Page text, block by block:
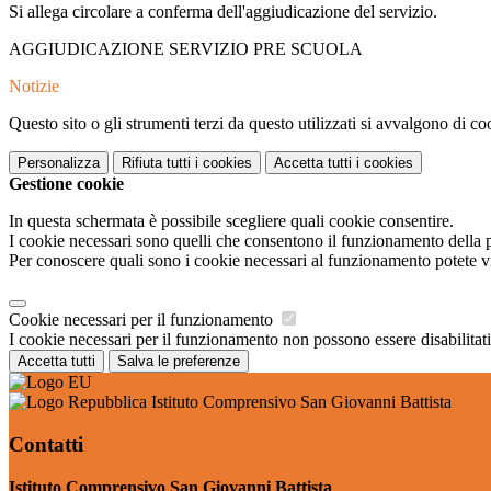
Si allega circolare a conferma dell'aggiudicazione del servizio.
AGGIUDICAZIONE SERVIZIO PRE SCUOLA
Notizie
Questo sito o gli strumenti terzi da questo utilizzati si avvalgono di
Personalizza Rifiuta tutti i cookies Accetta tutti i cookies
Gestione cookie
In questa schermata è possibile scegliere quali cookie consentire.
I cookie necessari sono quelli che consentono il funzionamento
Per conoscere quali sono i cookie necessari al funzionamento potete
Cookie necessari per il funzionamento
I cookie necessari per il funzionamento non possono essere
Accetta tutti Salva le preferenze
Istituto Comprensivo San Giovanni Battista
Contatti
Istituto Comprensivo San Giovanni Battista